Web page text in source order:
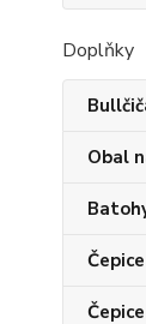
Doplňky
Obal